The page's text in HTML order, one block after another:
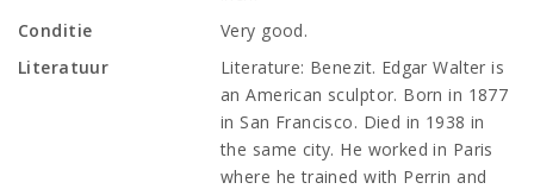
Conditie
Very good.
Literatuur
Literature: Benezit. Edgar Walter is
an American sculptor. Born in 1877
in San Francisco. Died in 1938 in
the same city. He worked in Paris
where he trained with Perrin and